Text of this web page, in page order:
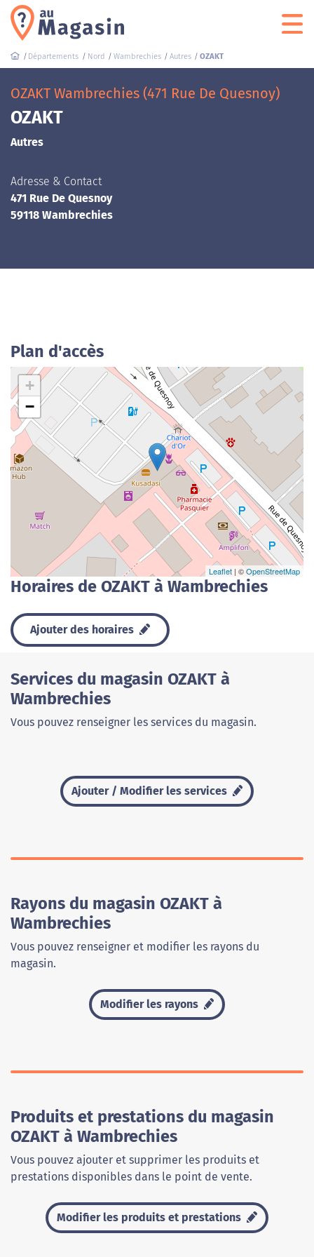
Départements Nord Wambrechies Autres OZAKT
OZAKT Wambrechies (471 Rue De Quesnoy)
OZAKT
Autres
Adresse & Contact
471 Rue De Quesnoy
59118 Wambrechies
Plan d'accès
+
−
Leaflet | ©OpenStreetMap
Horaires de OZAKT à Wambrechies
Ajouter des horaires
Services du magasin OZAKT à
Wambrechies
Vous pouvez renseigner les services du magasin.
Ajouter / Modifier les services
Rayons du magasin OZAKT à
Wambrechies
Vous pouvez renseigner et modifier les rayons du
magasin.
Modifier les rayons
Produits et prestations du magasin
OZAKT à Wambrechies
Vous pouvez ajouter et supprimer les produits et
prestations disponibles dans le point de vente.
Modifier les produits et prestations